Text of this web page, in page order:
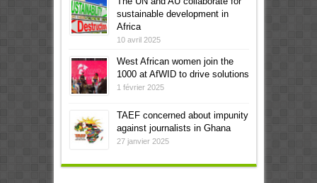
sustainable development in
Africa
10 avril 2025
West African women join the
1000 at AfWID to drive solutions
1 février 2025
TAEF concerned about impunity
against journalists in Ghana
27 janvier 2025